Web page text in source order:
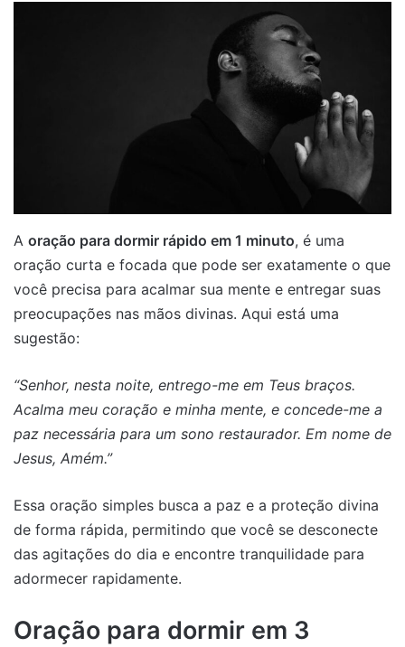
A oração para dormir rápido em 1 minuto, é uma
oração curta e focada que pode ser exatamente o que
você precisa para acalmar sua mente e entregar suas
preocupações nas mãos divinas. Aqui está uma
sugestão:
“Senhor, nesta noite, entrego-me em Teus braços.
Acalma meu coração e minha mente, e concede-me a
paz necessária para um sono restaurador. Em nome de
Jesus, Amém.”
Essa oração simples busca a paz e a proteção divina
de forma rápida, permitindo que você se desconecte
das agitações do dia e encontre tranquilidade para
adormecer rapidamente.
Oração para dormir em 3